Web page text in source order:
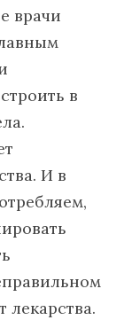
врачи
в
И в
лекарства.